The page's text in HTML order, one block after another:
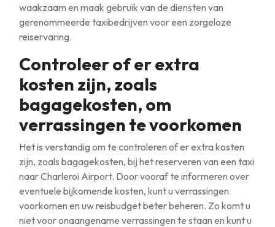
waakzaam en maak gebruik van de diensten van
gerenommeerde taxibedrijven voor een zorgeloze
reiservaring.
Controleer of er extra
kosten zijn, zoals
bagagekosten, om
verrassingen te voorkomen
Het is verstandig om te controleren of er extra kosten
zijn, zoals bagagekosten, bij het reserveren van een taxi
naar Charleroi Airport. Door vooraf te informeren over
eventuele bijkomende kosten, kunt u verrassingen
voorkomen en uw reisbudget beter beheren. Zo komt u
niet voor onaangename verrassingen te staan en kunt u